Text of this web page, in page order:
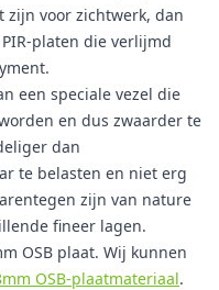
zijn voor zichtwerk, dan
platen die verlijmd
een speciale vezel die
en dus zwaarder te
dan
te belasten en niet erg
zijn van nature
fineer lagen.
OSB plaat. Wij kunnen
OSB-plaatmateriaal.